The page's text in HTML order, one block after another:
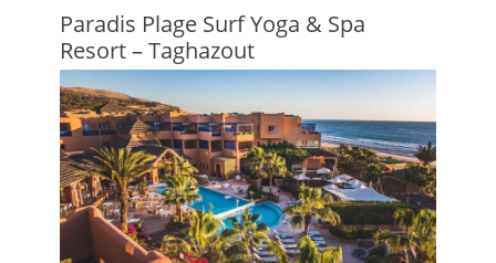
Paradis Plage Surf Yoga & Spa
Resort – Taghazout